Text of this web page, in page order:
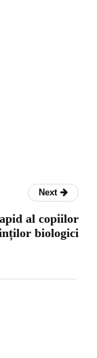
Next
al copiilor
biologici